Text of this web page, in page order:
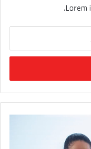
Lorem